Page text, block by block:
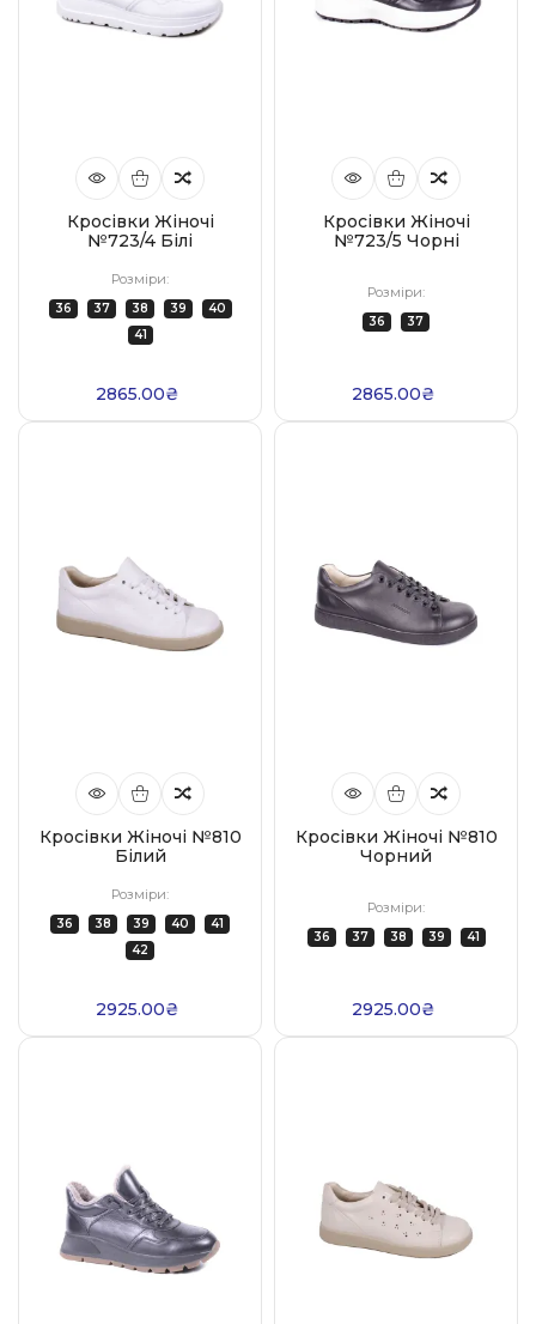
Кросівки Жіночі
№723/4 Білі
Розміри:
36 37 38 39
40
41
2865.00₴
Кросівки Жіночі
№723/5 Чорні
Розміри:
36 37
2865.00₴
Кросівки Жіночі №810
Білий
Розміри:
36 38 39 40
41
42
2925.00₴
Кросівки Жіночі №810
Чорний
Розміри:
36 37 38 39 41
2925.00₴